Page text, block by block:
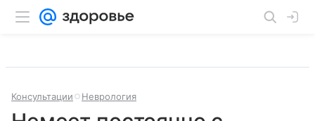
Консультации Неврология